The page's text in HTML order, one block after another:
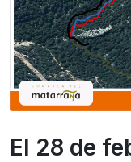
El 28 de